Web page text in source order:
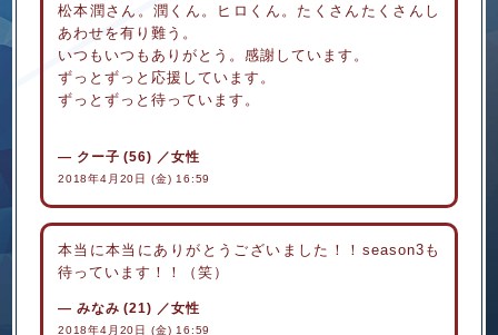
松本潤さん。潤くん。ヒロくん。たくさんたくさんし
あわせを有り難う。
いつもいつもありがとう。感謝しています。
ずっとずっと応援しています。
ずっとずっと待っています。
クー子 (56) ／女性
2018年4月20日 (金) 16:59
本当に本当にありがとうございました！！season3も
待っています！！（笑）
みなみ (21) ／女性
2018年4月20日 (金) 16:59